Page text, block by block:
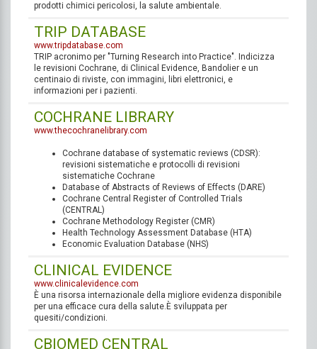
prodotti chimici pericolosi, la salute ambientale.
TRIP DATABASE
www.tripdatabase.com
TRIP acronimo per "Turning Research into Practice". Indicizza
le revisioni Cochrane, di Clinical Evidence, Bandolier e un
centinaio di riviste, con immagini, libri elettronici, e
informazioni per i pazienti.
COCHRANE LIBRARY
www.thecochranelibrary.com
Cochrane database of systematic reviews (CDSR):
revisioni sistematiche e protocolli di revisioni
sistematiche Cochrane
Database of Abstracts of Reviews of Effects (DARE)
Cochrane Central Register of Controlled Trials
(CENTRAL)
Cochrane Methodology Register (CMR)
Health Technology Assessment Database (HTA)
Economic Evaluation Database (NHS)
CLINICAL EVIDENCE
www.clinicalevidence.com
È una risorsa internazionale della migliore evidenza disponibile
per una efficace cura della salute.È sviluppata per
quesiti/condizioni.
CBIOMED CENTRAL